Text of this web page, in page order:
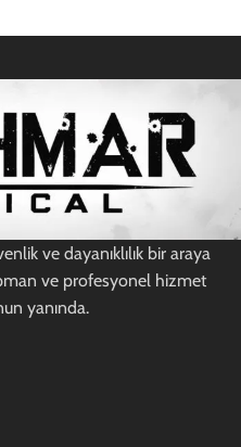
ve dayanıklılık bir araya
ve profesyonel hizmet
yanında.